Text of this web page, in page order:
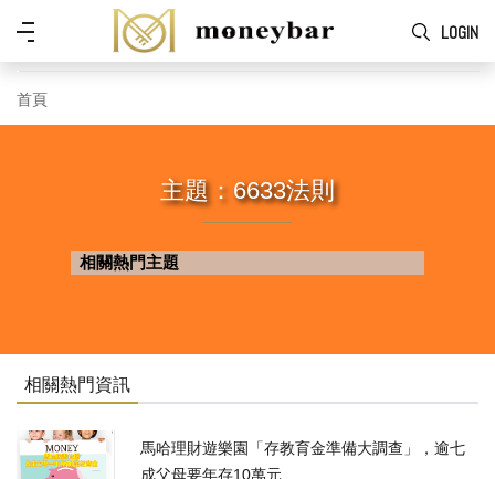
Skip to main content
LOGIN
功
首頁
主題：6633法則
相關熱門主題
相關熱門資訊
馬哈理財遊樂園「存教育金準備大調查」，逾七
成父母要年存10萬元